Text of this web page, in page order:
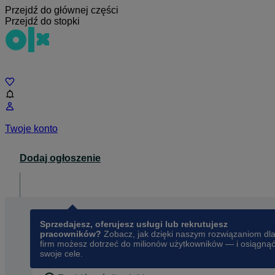
Przejdź do głównej części
Przejdź do stopki
Twoje konto
Dodaj ogłoszenie
Sprzedajesz, oferujesz usługi lub rekrutujesz
pracowników? Zobacz, jak dzięki naszym rozwiązaniom dla
firm możesz dotrzeć do milionów użytkowników — i osiągnąć
swoje cele.